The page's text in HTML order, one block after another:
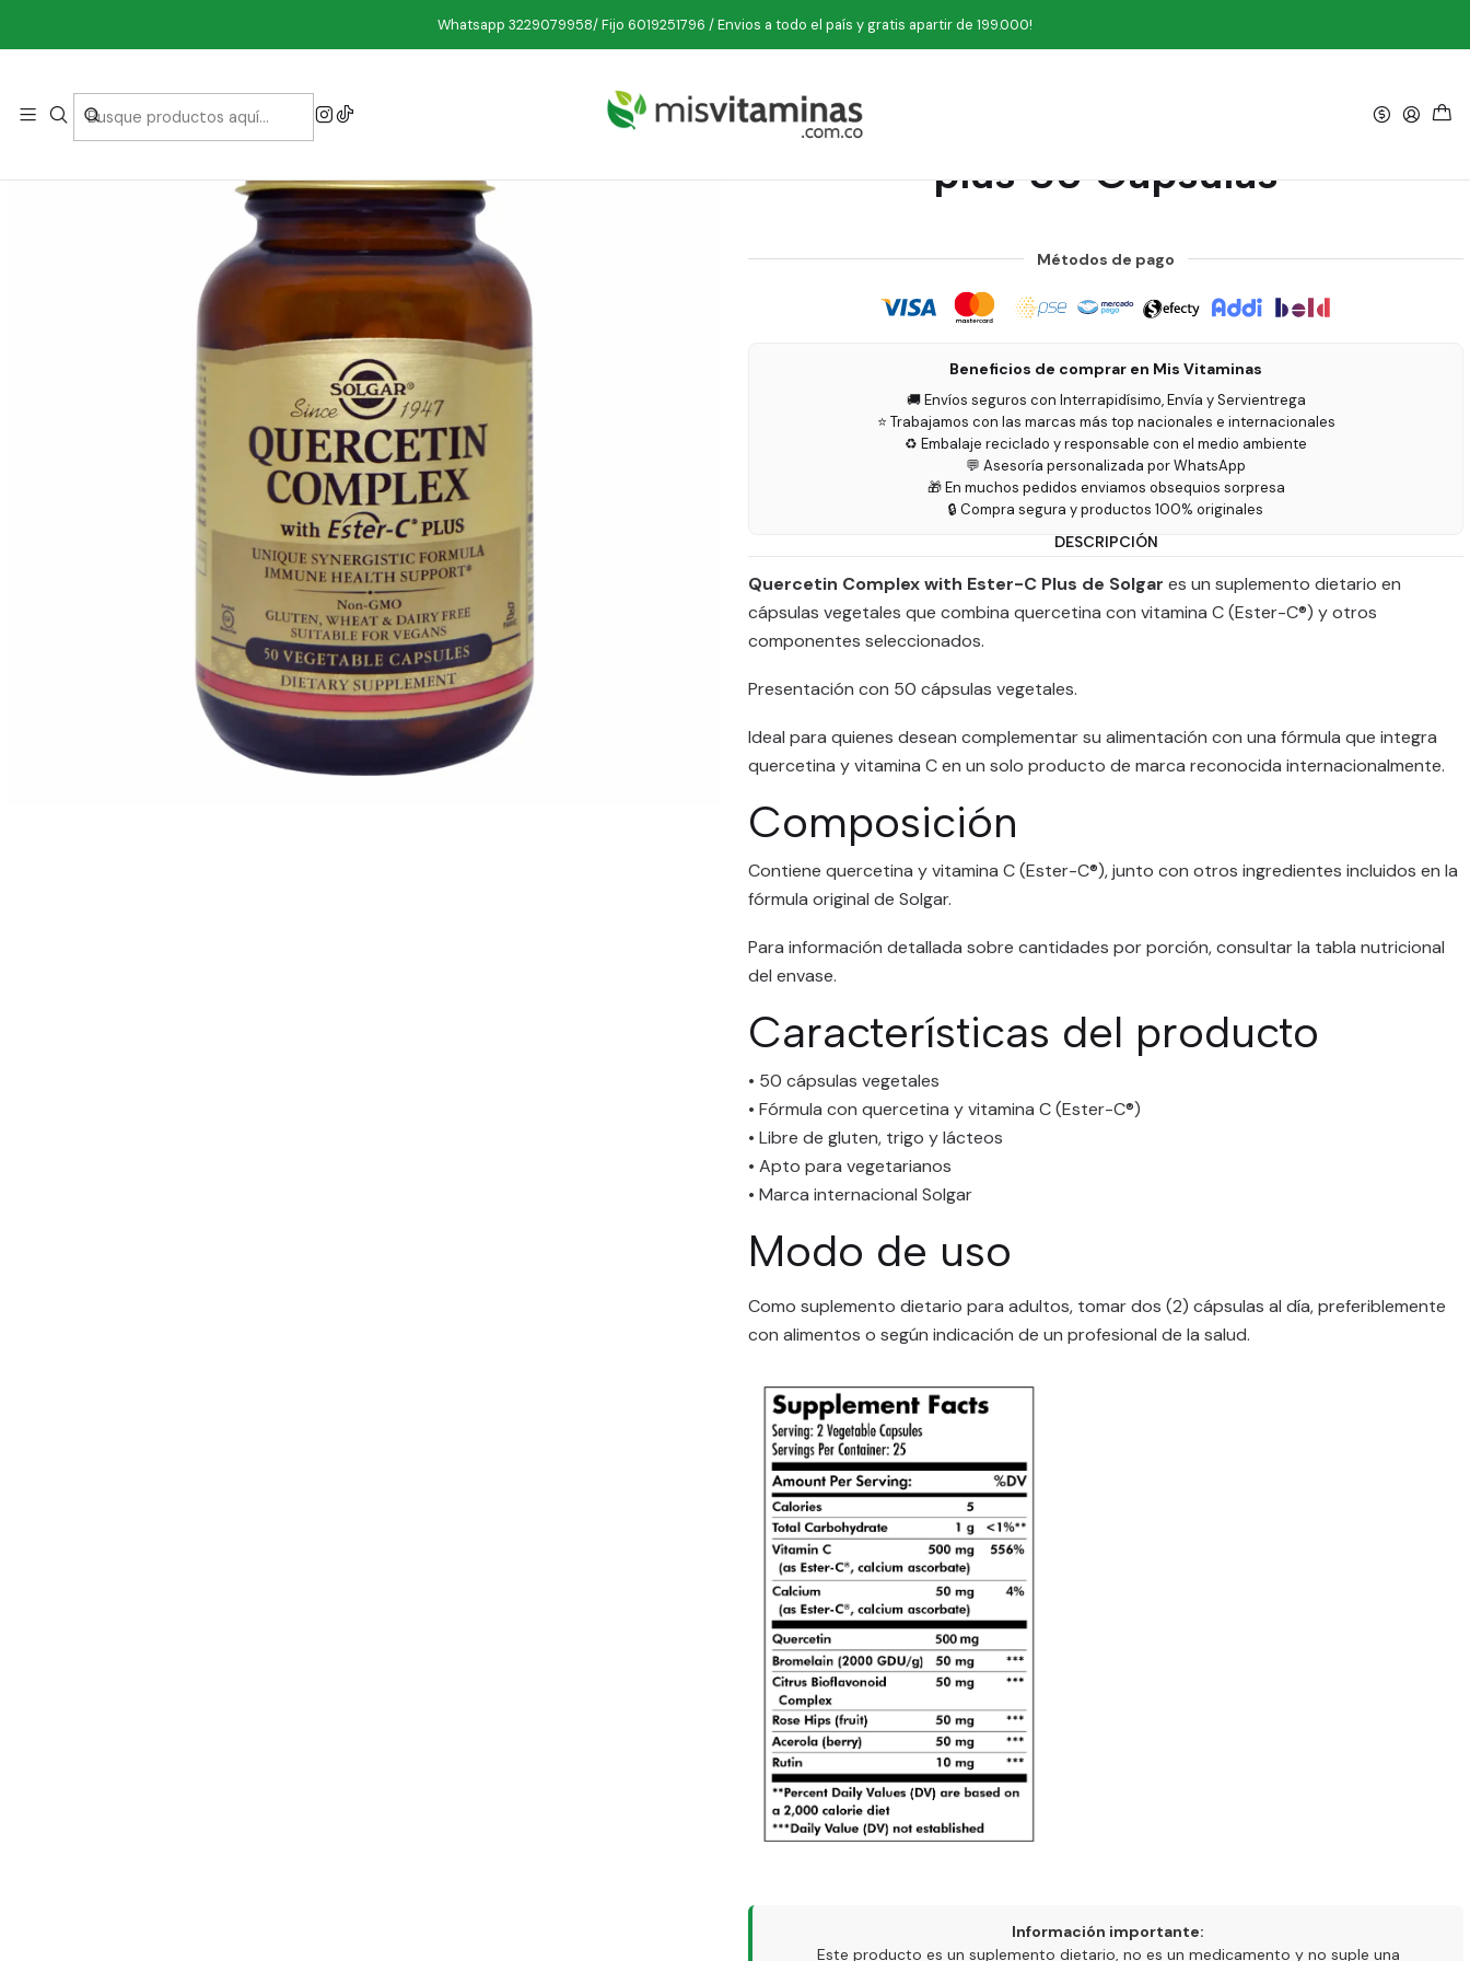
Whatsapp 3229079958/ Fijo 6019251796 / Envios a todo el país y gratis apartir de 199.000!
Inicio Suplementos Antioxidantes Quercetina Complex with Ester C plus 50 Cápsulas
Quercetina Complex with Ester C
plus 50 Cápsulas
Métodos de pago
Beneficios de comprar en Mis Vitaminas
🚚 Envíos seguros con Interrapidísimo, Envía y Servientrega
⭐ Trabajamos con las marcas más top nacionales e internacionales
♻️ Embalaje reciclado y responsable con el medio ambiente
💬 Asesoría personalizada por WhatsApp
🎁 En muchos pedidos enviamos obsequios sorpresa
🔒 Compra segura y productos 100% originales
DESCRIPCIÓN
Quercetin Complex with Ester-C Plus de Solgar es un suplemento dietario en
cápsulas vegetales que combina quercetina con vitamina C (Ester-C®) y otros
componentes seleccionados.
Presentación con 50 cápsulas vegetales.
Ideal para quienes desean complementar su alimentación con una fórmula que integra
quercetina y vitamina C en un solo producto de marca reconocida internacionalmente.
Composición
Contiene quercetina y vitamina C (Ester-C®), junto con otros ingredientes incluidos en la
fórmula original de Solgar.
Para información detallada sobre cantidades por porción, consultar la tabla nutricional
del envase.
Características del producto
• 50 cápsulas vegetales
• Fórmula con quercetina y vitamina C (Ester-C®)
• Libre de gluten, trigo y lácteos
• Apto para vegetarianos
• Marca internacional Solgar
Modo de uso
Como suplemento dietario para adultos, tomar dos (2) cápsulas al día, preferiblemente
con alimentos o según indicación de un profesional de la salud.
Información importante:
Este producto es un suplemento dietario, no es un medicamento y no suple una